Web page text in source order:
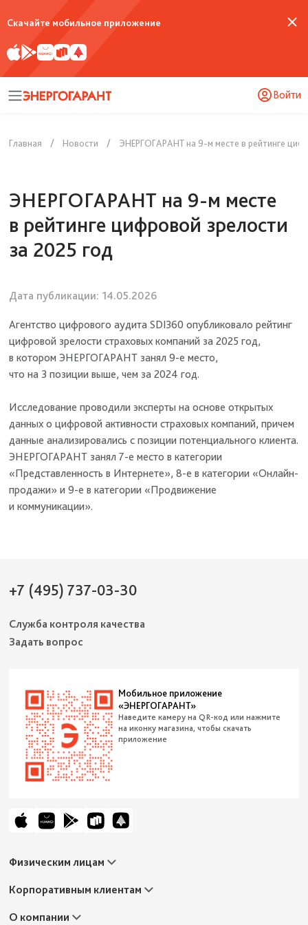
Скачайте мобильное приложение
Войти
Главная Новости ЭНЕРГОГАРАНТ на 9-м месте в рейтинге
ЭНЕРГОГАРАНТ на 9-м месте
в рейтинге цифровой зрелости
за 2025 год
Дата публикации: 14.05.2026
Агентство цифрового аудита SDI360 опубликовало рейтинг
цифровой зрелости страховых компаний за 2025 год,
в котором ЭНЕРГОГАРАНТ занял 9-е место,
что на 3 позиции выше, чем за 2024 год.
Исследование проводили эксперты на основе открытых
данных о цифровой активности страховых компаний, причем
данные анализировались с позиции потенциального клиента.
ЭНЕРГОГАРАНТ занял 7-е место в категории
«Представленность в Интернете», 8-е в категории «Онлайн-
продажи» и 9-е в категории «Продвижение
и коммуникации».
+7 (495) 737-03-30
Служба контроля качества
Задать вопрос
Мобильное приложение
«ЭНЕРГОГАРАНТ»
Наведите камеру на QR-код или нажмите
на иконку магазина, чтобы скачать
приложение
Физическим лицам
Автострахование
Жизнь и здоровье
Путешествия
Корпоративным клиентам
Имущество
О компании